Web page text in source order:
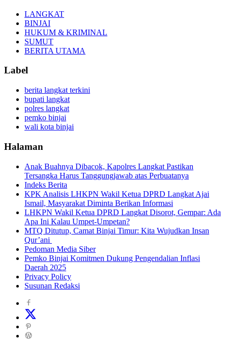
LANGKAT
BINJAI
HUKUM & KRIMINAL
SUMUT
BERITA UTAMA
Label
berita langkat terkini
bupati langkat
polres langkat
pemko binjai
wali kota binjai
Halaman
Anak Buahnya Dibacok, Kapolres Langkat Pastikan
Tersangka Harus Tanggungjawab atas Perbuatanya
Indeks Berita
KPK Analisis LHKPN Wakil Ketua DPRD Langkat Ajai
Ismail, Masyarakat Diminta Berikan Informasi
LHKPN Wakil Ketua DPRD Langkat Disorot, Gempar: Ada
Apa Ini Kalau Umpet-Umpetan?
MTQ Ditutup, Camat Binjai Timur: Kita Wujudkan Insan
Qur’ani
Pedoman Media Siber
Pemko Binjai Komitmen Dukung Pengendalian Inflasi
Daerah 2025
Privacy Policy
Susunan Redaksi